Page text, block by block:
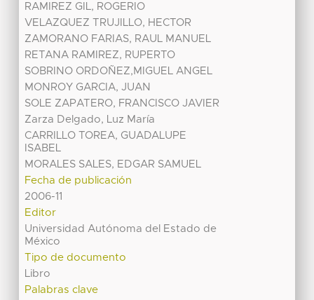
RAMIREZ GIL, ROGERIO
VELAZQUEZ TRUJILLO, HECTOR
ZAMORANO FARIAS, RAUL MANUEL
RETANA RAMIREZ, RUPERTO
SOBRINO ORDOÑEZ,MIGUEL ANGEL
MONROY GARCIA, JUAN
SOLE ZAPATERO, FRANCISCO JAVIER
Zarza Delgado, Luz María
CARRILLO TOREA, GUADALUPE
ISABEL
MORALES SALES, EDGAR SAMUEL
Fecha de publicación
2006-11
Editor
Universidad Autónoma del Estado de
México
Tipo de documento
Libro
Palabras clave